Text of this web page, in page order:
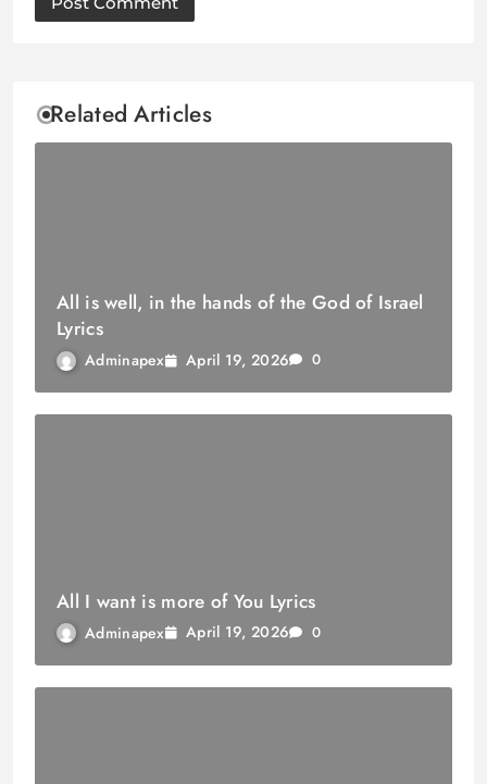
Related Articles
All is well, in the hands of the God of Israel
Lyrics
Adminapex April 19, 2026 0
All I want is more of You Lyrics
Adminapex April 19, 2026 0